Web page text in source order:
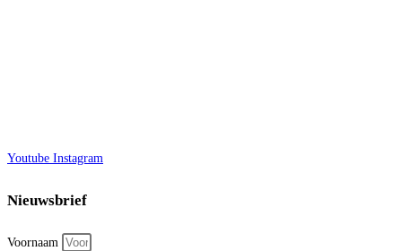
Youtube Instagram
Nieuwsbrief
Voornaam